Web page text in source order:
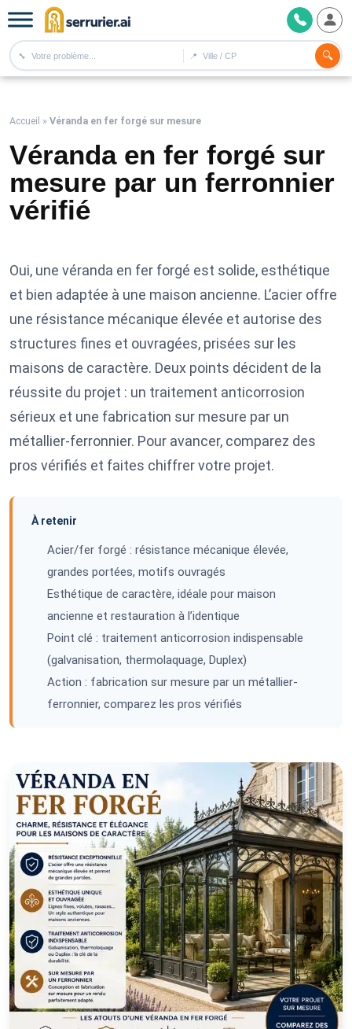
🔧 📍 🔍
Accueil » Véranda en fer forgé sur mesure
Véranda en fer forgé sur
mesure par un ferronnier
vérifié
Oui, une véranda en fer forgé est solide, esthétique
et bien adaptée à une maison ancienne. L’acier offre
une résistance mécanique élevée et autorise des
structures fines et ouvragées, prisées sur les
maisons de caractère. Deux points décident de la
réussite du projet : un traitement anticorrosion
sérieux et une fabrication sur mesure par un
métallier-ferronnier. Pour avancer, comparez des
pros vérifiés et faites chiffrer votre projet.
À retenir
Acier/fer forgé : résistance mécanique élevée,
grandes portées, motifs ouvragés
Esthétique de caractère, idéale pour maison
ancienne et restauration à l’identique
Point clé : traitement anticorrosion indispensable
(galvanisation, thermolaquage, Duplex)
Action : fabrication sur mesure par un métallier-
ferronnier, comparez les pros vérifiés